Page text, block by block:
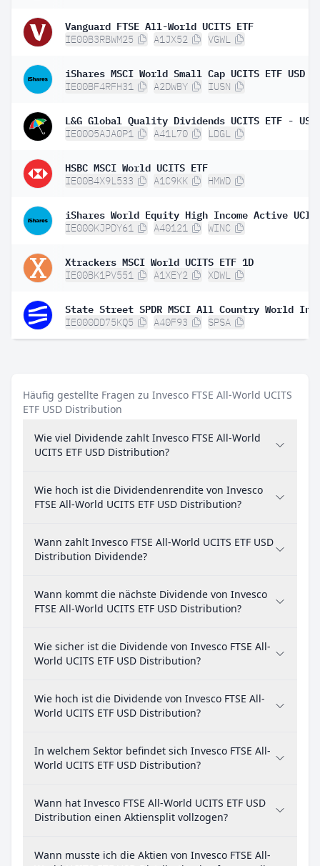
Vanguard FTSE All-World UCITS ETF
IE00B3RBWM25 A1JX52 VGWL
iShares MSCI World Small Cap UCITS ETF USD
IE00BF4RFH31 A2DWBY IUSN
IE0005AJA0P1 A41L70 LDGL
HSBC MSCI World UCITS ETF
IE00B4X9L533 A1C9KK HMWD
IE000KJPDY61 A40121 WINC
Xtrackers MSCI World UCITS ETF 1D
IE00BK1PV551 A1XEY2 XDWL
IE000DD75KQ5 A40F93 SPSA
Häufig gestellte Fragen zu Invesco FTSE All-World UCITS
ETF USD Distribution
Wie viel Dividende zahlt Invesco FTSE All-World
UCITS ETF USD Distribution?
Wie hoch ist die Dividendenrendite von Invesco
FTSE All-World UCITS ETF USD Distribution?
Wann zahlt Invesco FTSE All-World UCITS ETF USD
Distribution Dividende?
Wann kommt die nächste Dividende von Invesco
FTSE All-World UCITS ETF USD Distribution?
Wie sicher ist die Dividende von Invesco FTSE All-
World UCITS ETF USD Distribution?
Wie hoch ist die Dividende von Invesco FTSE All-
World UCITS ETF USD Distribution?
In welchem Sektor befindet sich Invesco FTSE All-
World UCITS ETF USD Distribution?
Wann hat Invesco FTSE All-World UCITS ETF USD
Distribution einen Aktiensplit vollzogen?
Wann musste ich die Aktien von Invesco FTSE All-